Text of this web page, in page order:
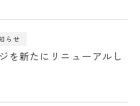
らせ
を新たにリニューアルし